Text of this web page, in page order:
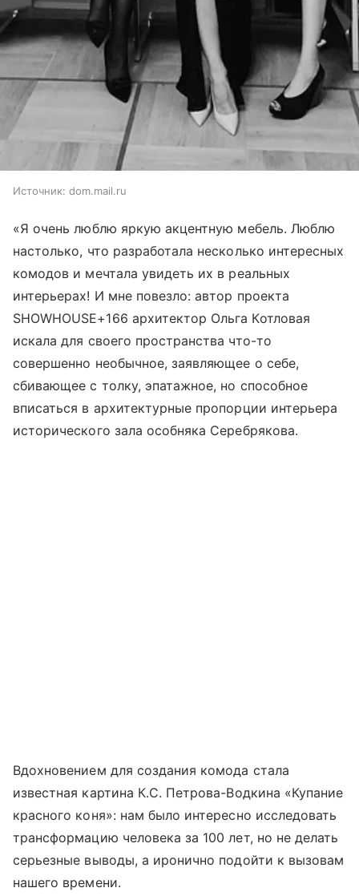
Источник: dom.mail.ru
«Я очень люблю яркую акцентную мебель. Люблю
настолько, что разработала несколько интересных
комодов и мечтала увидеть их в реальных
интерьерах! И мне повезло: автор проекта
SHOWHOUSE+166 архитектор Ольга Котловая
искала для своего пространства что-то
совершенно необычное, заявляющее о себе,
сбивающее с толку, эпатажное, но способное
вписаться в архитектурные пропорции интерьера
исторического зала особняка Серебрякова.
Вдохновением для создания комода стала
известная картина К.С. Петрова-Водкина «Купание
красного коня»: нам было интересно исследовать
трансформацию человека за 100 лет, но не делать
серьезные выводы, а иронично подойти к вызовам
нашего времени.